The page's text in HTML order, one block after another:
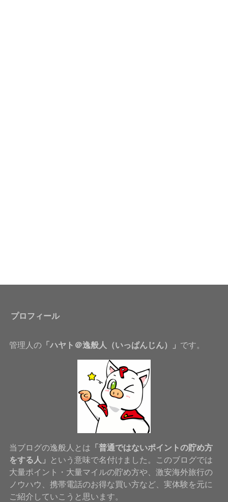
プロフィール
管理人の「ハヤト＠逸般人（いっぱんじん）」 です。
当ブログの逸般人とは 「普通ではないポイントの貯め方
をする人」
という意味で名付けました。このブログでは
大量ポイント・大量マイルの貯め方や、激安海外旅行の
ノウハウ、携帯電話のお得な買い方など、実体験を元に
ご紹介していこうと思います。